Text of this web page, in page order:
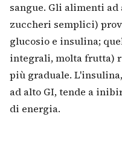
sangue. Gli alimenti ad
zuccheri semplici)
glucosio e insulina;
integrali, molta frutta)
più graduale.
ad alto GI, tende a
di energia.